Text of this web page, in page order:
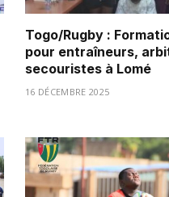
Togo/Rugby :
pour entraîneurs,
secouristes à Lomé
16 DÉCEMBRE 2025